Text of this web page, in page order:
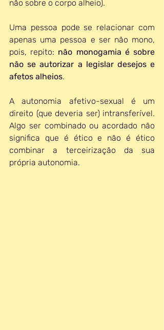
não sobre o corpo alheio).
Uma pessoa pode se relacionar com
apenas uma pessoa e ser não mono,
pois, repito: não monogamia é sobre
não se autorizar a legislar desejos e
afetos alheios.
A autonomia afetivo-sexual é um
direito (que deveria ser) intransferível.
Algo ser combinado ou acordado não
significa que é ético e não é ético
combinar a terceirização da sua
própria autonomia.